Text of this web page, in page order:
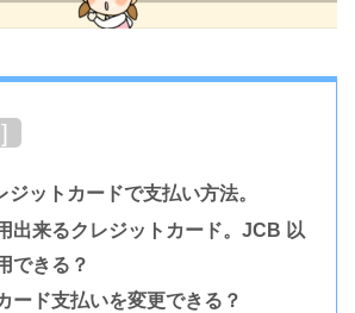
]
ジットカードで支払い方法。
出来るクレジットカード。JCB 以
できる？
ード支払いを変更できる？